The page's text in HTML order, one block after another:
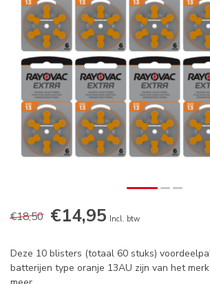
€18,50 €14,95 Incl. btw
Deze 10 blisters (totaal 60 stuks)
batterijen type oranje 13AU zijn van het merk